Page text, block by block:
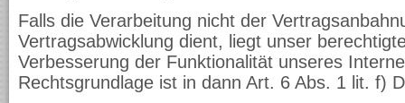
Falls die Verarbeitung nicht der
Vertragsabwicklung dient, liegt unser
Verbesserung der Funktionalität unseres
Rechtsgrundlage ist in dann Art. 6 Abs. 1 lit. f)